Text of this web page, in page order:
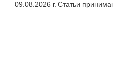
09.08.2026 г. Статьи